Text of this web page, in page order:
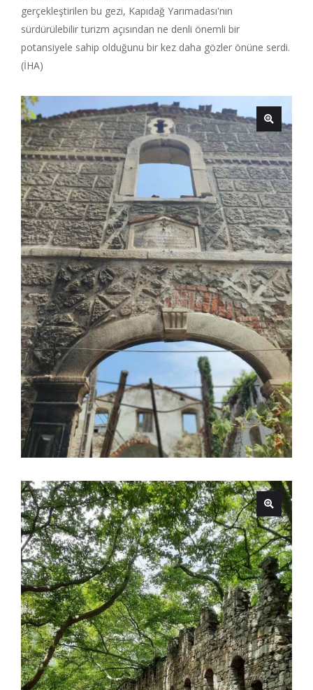
gerçekleştirilen bu gezi, Kapıdağ Yarımadası'nın
sürdürülebilir turizm açısından ne denli önemli bir
potansiyele sahip olduğunu bir kez daha gözler önüne serdi.
(İHA)